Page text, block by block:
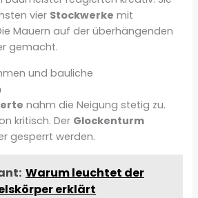
vier Stockwerke mit
Mauern auf der überhängenden
gemacht.
und bauliche
nahm die Neigung stetig zu.
kritisch. Der Glockenturm
gesperrt werden.
Warum leuchtet der
erklärt